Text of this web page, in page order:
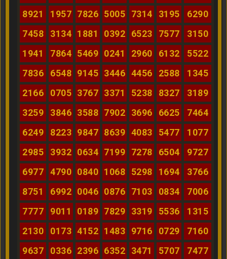
8921
1957 7826 5005 7314 3195
6290
7458
3134 1881 0392 6523 7577
3150
1941
7864 5469 0241 2960 6132
5522
7836
6548 9145 3446 4456 2588
1345
2166
0705 3767 3371 5238 8327
3189
3259
3846 3588 7902 3696 6625
7464
6249
8223 9847 8639 4083 5477
1077
2985
3932 0634 7199 7278 6504
9727
6977
4790 0840 1068 5298 1694
3766
8751
6992 0046 0876 7103 0834
7006
7777
9011 0189 7829 3319 5536
1315
2130
0173 4152 1483 9716 0729
7160
9637
0336 2396 6352 3471 5707
7477